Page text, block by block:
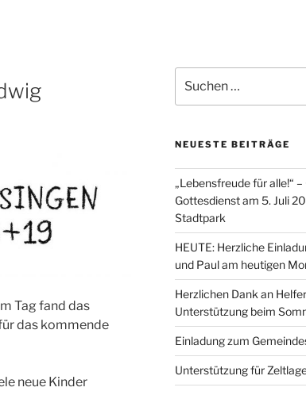
Tag fand das
das kommende
neue Kinder
nach:
NEUESTE BEITRÄGE
„Lebensfreude für alle!“
Gottesdienst am 5. Juli
Stadtpark
HEUTE: Herzliche
und Paul am heutigen
Herzlichen Dank an
Unterstützung beim
Einladung zum
Unterstützung für